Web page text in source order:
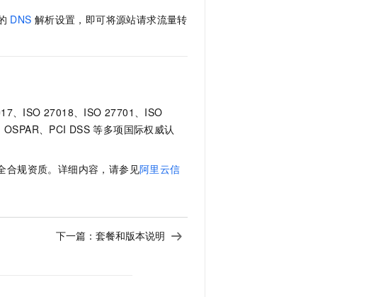
DNS 解析设置，即可将源站请求流量转
、ISO 27018、ISO 27701、ISO
OSPAR、PCI DSS 等多项国际权威认
合规资质。详细内容，请参见阿里云信
下一篇： 套餐和版本说明